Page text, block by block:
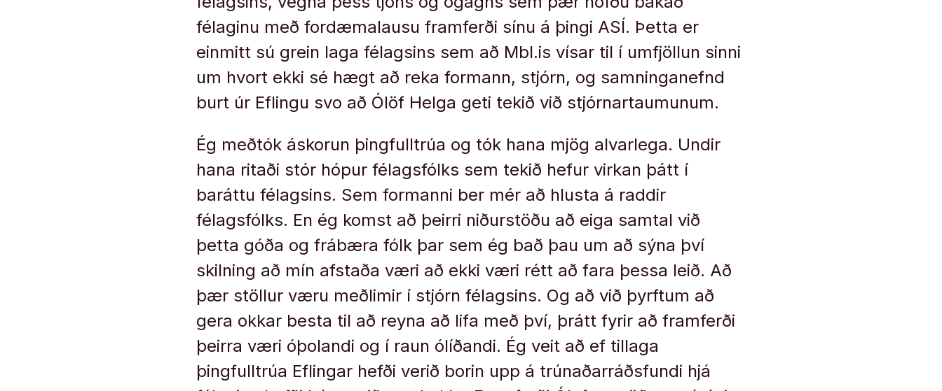
félaginu með fordæmalausu framferði sínu á þingi ASÍ. Þetta er
einmitt sú grein laga félagsins sem að Mbl.is vísar til í umfjöllun sinni
um hvort ekki sé hægt að reka formann, stjórn, og samninganefnd
burt úr Eflingu svo að Ólöf Helga geti tekið við stjórnartaumunum.
Ég meðtók áskorun þingfulltrúa og tók hana mjög alvarlega. Undir
hana ritaði stór hópur félagsfólks sem tekið hefur virkan þátt í
baráttu félagsins. Sem formanni ber mér að hlusta á raddir
félagsfólks. En ég komst að þeirri niðurstöðu að eiga samtal við
þetta góða og frábæra fólk þar sem ég bað þau um að sýna því
skilning að mín afstaða væri að ekki væri rétt að fara þessa leið. Að
þær stöllur væru meðlimir í stjórn félagsins. Og að við þyrftum að
gera okkar besta til að reyna að lifa með því, þrátt fyrir að framferði
þeirra væri óþolandi og í raun ólíðandi. Ég veit að ef tillaga
þingfulltrúa Eflingar hefði verið borin upp á trúnaðarráðsfundi hjá